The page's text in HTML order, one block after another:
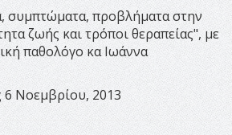
συμπτώματα, προβλήματα στην
ζωής και τρόποι θεραπείας", με
παθολόγο κα Ιωάννα
6 Νοεμβρίου, 2013